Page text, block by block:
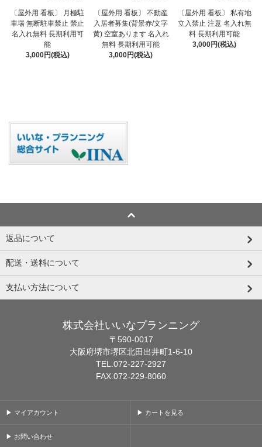
〔屋外用 看板〕 月極駐
車場 無断駐車禁止 禁止
名入れ無料 長期利用可
能
3,000円(税込)
〔屋外用 看板〕 不動産
入居者募集(背景赤/文字
黄) 空室あります 名入れ
無料 長期利用可能
3,000円(税込)
〔屋外用 看板〕 私有地
立入禁止 注意 名入れ無
料 長期利用可能
3,000円(税込)
返品について
配送・送料について
支払い方法について
株式会社いいなプランニング
〒590-0017
大阪府堺市堺区北田出井町1-6-10
TEL.072-227-2927
FAX.072-229-8060
▶ マイアカウント ▶ カートを見る
▶ お問い合わせ